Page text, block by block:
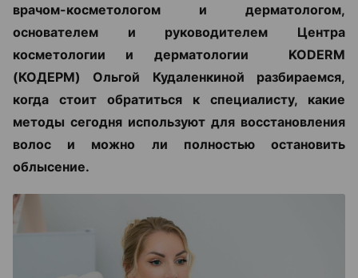
врачом-косметологом и дерматологом,
основателем и руководителем Центра
косметологии и дерматологии KODERM
(КОДЕРМ) Ольгой Кудаленкиной разбираемся,
когда стоит обратиться к специалисту, какие
методы сегодня используют для восстановления
волос и можно ли полностью остановить
облысение.